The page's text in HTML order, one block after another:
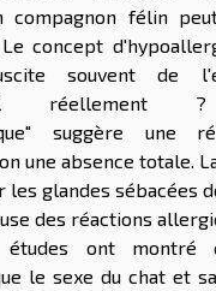
compagnon félin
concept
souvent de
t-il réellement
suggère une
une absence totale.
les glandes sébacées
des réactions
études ont montré
le sexe du chat et